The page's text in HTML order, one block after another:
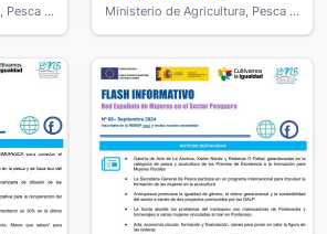
Ministerio de Agricultura, Pesca y Alimentación
Ministerio de Agricultura, Pesca y Alimentación